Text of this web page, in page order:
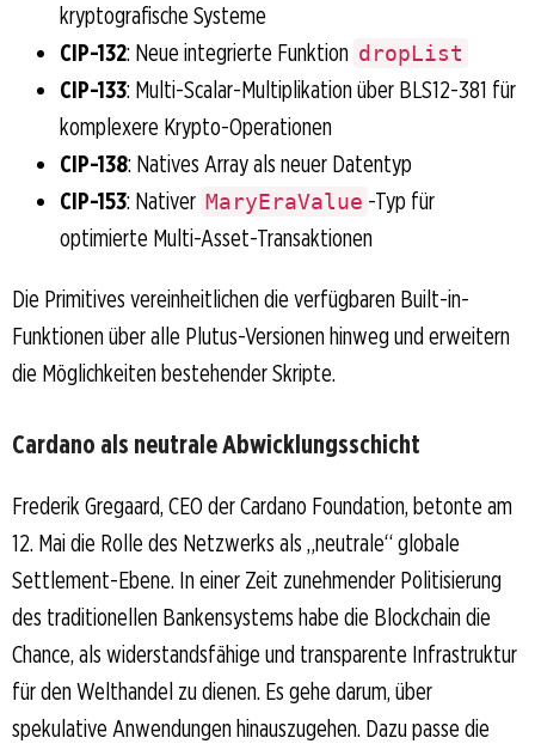
kryptografische Systeme
CIP-132: Neue integrierte Funktion dropList
CIP-133: Multi-Scalar-Multiplikation über BLS12-381 für
komplexere Krypto-Operationen
CIP-138: Natives Array als neuer Datentyp
CIP-153: Nativer MaryEraValue -Typ für
optimierte Multi-Asset-Transaktionen
Die Primitives vereinheitlichen die verfügbaren Built-in-
Funktionen über alle Plutus-Versionen hinweg und erweitern
die Möglichkeiten bestehender Skripte.
Cardano als neutrale Abwicklungsschicht
Frederik Gregaard, CEO der Cardano Foundation, betonte am
12. Mai die Rolle des Netzwerks als „neutrale“ globale
Settlement-Ebene. In einer Zeit zunehmender Politisierung
des traditionellen Bankensystems habe die Blockchain die
Chance, als widerstandsfähige und transparente Infrastruktur
für den Welthandel zu dienen. Es gehe darum, über
spekulative Anwendungen hinauszugehen. Dazu passe die